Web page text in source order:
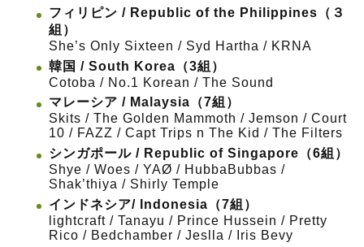
フィリピン / Republic of the Philippines（３
組）
She’s Only Sixteen / Syd Hartha / KRNA
韓国 / South Korea（3組）
Cotoba / No.1 Korean / The Sound
マレーシア / Malaysia（7組）
Skits / The Golden Mammoth / Jemson / Court
10 / FAZZ / Capt Trips n The Kid / The Filters
シンガポール / Republic of Singapore（6組）
Shye / Woes / YAØ / HubbaBubbas /
Shak’thiya / Shirly Temple
インドネシア/ Indonesia（7組）
lightcraft / Tanayu / Prince Hussein / Pretty
Rico / Bedchamber / Jeslla / Iris Bevy